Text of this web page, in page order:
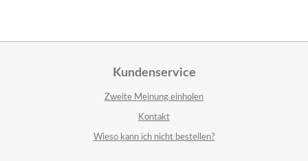
Kundenservice
Zweite Meinung einholen
Kontakt
Wieso kann ich nicht bestellen?